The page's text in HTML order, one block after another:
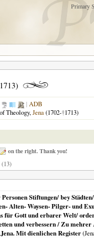
Primary
| ADB
Theology,Jena(1702-†1713)
on the right. Thank you!
(13)
Stiftungen/ bey
Alten- Waysen- Pilger- und
für Gott und erbarer Welt/
und verbessern / Zu
Mit dienlichen Register(